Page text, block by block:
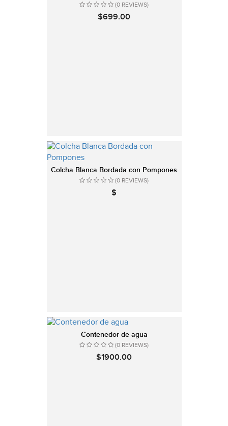
(0 REVIEWS)
$699.00
Colcha Blanca Bordada con Pompones
(0 REVIEWS)
$
Contenedor de agua
(0 REVIEWS)
$1900.00